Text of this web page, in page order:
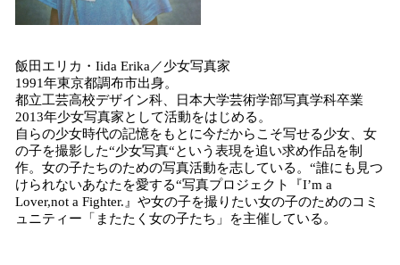
飯田エリカ・Iida Erika／少女写真家
1991年東京都調布市出身。
都立工芸高校デザイン科、日本大学芸術学部写真学科卒業
2013年少女写真家として活動をはじめる。
自らの少女時代の記憶をもとに今だからこそ写せる少女、女
の子を撮影した“少女写真“という表現を追い求め作品を制
作。女の子たちのための写真活動を志している。“誰にも見つ
けられないあなたを愛する“写真プロジェクト『I’m a
Lover,not a Fighter.』や女の子を撮りたい女の子のためのコミ
ュニティー「またたく女の子たち」を主催している。